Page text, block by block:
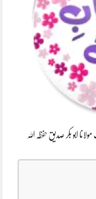
ابو بکر صدیق حفظہ اللہ